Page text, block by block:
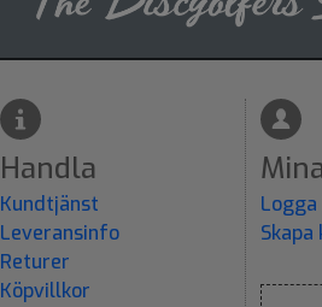
Handla
Kundtjänst
Leveransinfo
Returer
Köpvillkor
Logga
Skapa